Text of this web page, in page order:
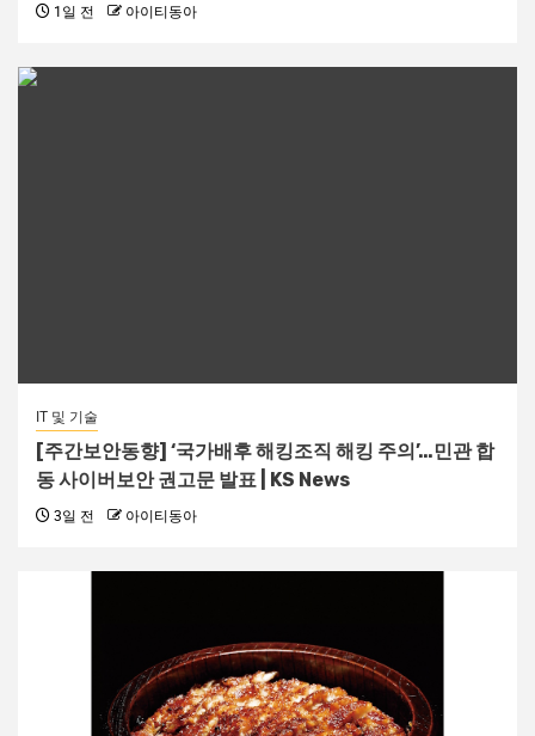
1일 전 아이티동아
IT 및 기술
[주간보안동향] ‘국가배후 해킹조직 해킹 주의’…민관 합
동 사이버보안 권고문 발표 | KS News
3일 전 아이티동아